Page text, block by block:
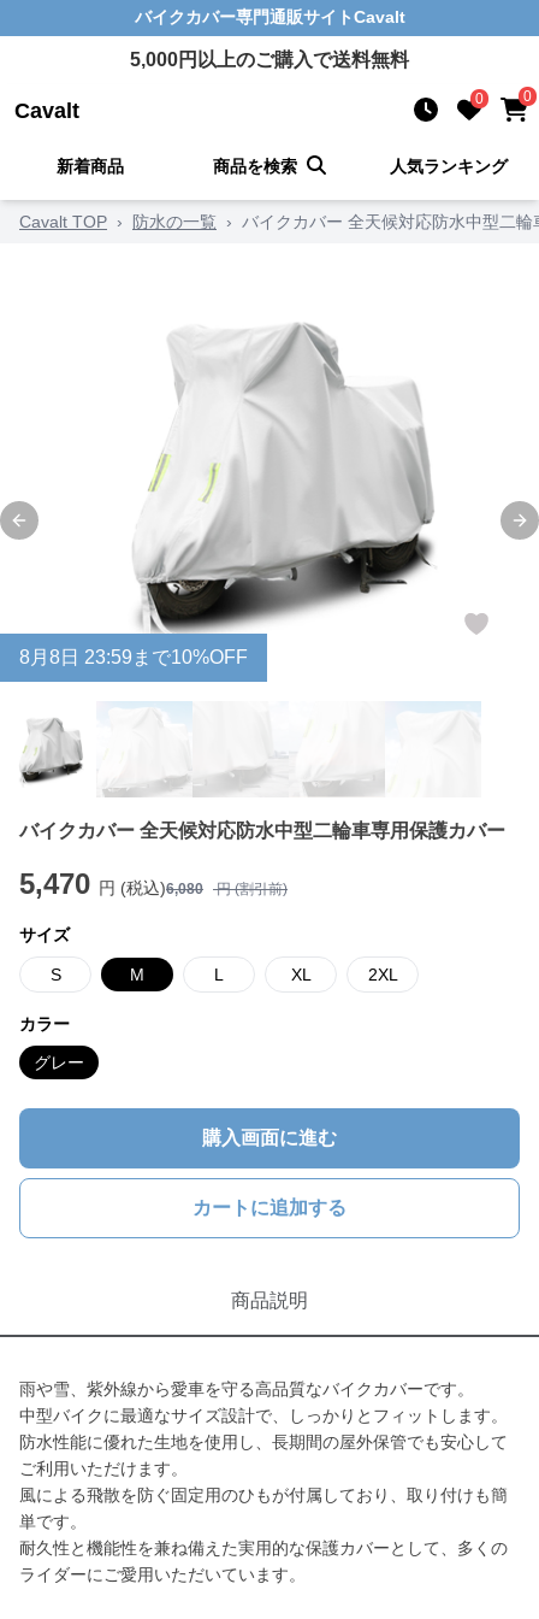
バイクカバー専門通販サイトCavalt
5,000円以上のご購入で送料無料
Cavalt 0 0
新着商品 商品を検索 人気ランキング
Cavalt TOP › 防水の一覧 › バイクカバー 全天候対応防水中型二輪
Previous slide
8月 8日 23:59まで10%OFF
バイクカバー 全天候対応防水中型二輪車専用保護カバー
5,470 円 (税込)6,080 円 (割引前)
サイズ
S M L XL 2XL
カラー
グレー
購入画面に進む
カートに追加する
商品説明
雨や雪、紫外線から愛車を守る高品質なバイクカバーです。
中型バイクに最適なサイズ設計で、しっかりとフィットします。
防水性能に優れた生地を使用し、長期間の屋外保管でも安心して
ご利用いただけます。
風による飛散を防ぐ固定用のひもが付属しており、取り付けも簡
単です。
耐久性と機能性を兼ね備えた実用的な保護カバーとして、多くの
ライダーにご愛用いただいています。